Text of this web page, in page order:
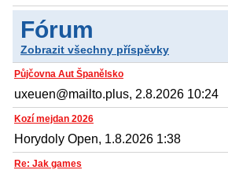
Fórum
Zobrazit všechny příspěvky
Půjčovna Aut Španělsko
uxeuen@mailto.plus, 2.8.2026 10:24
Kozí mejdan 2026
Horydoly Open, 1.8.2026 1:38
Re: Jak games